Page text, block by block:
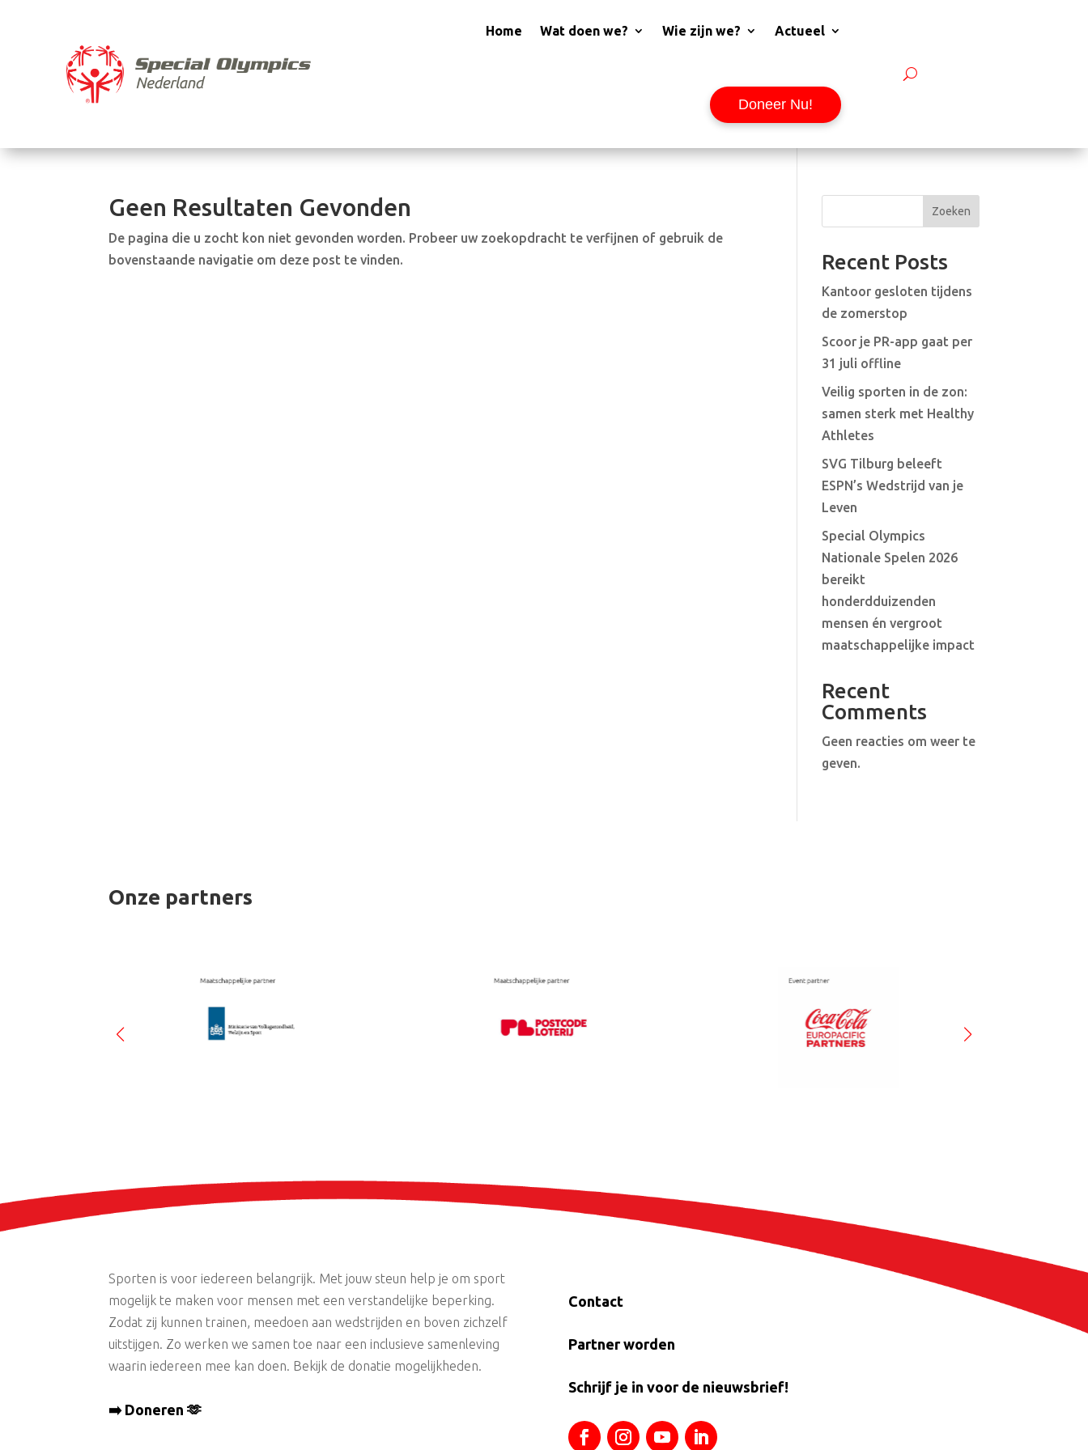
Home Wat doen we? Wie zijn we? Actueel
Doneer Nu!
Geen Resultaten Gevonden
De pagina die u zocht kon niet gevonden worden. Probeer uw zoekopdracht te verfijnen of gebruik de
bovenstaande navigatie om deze post te vinden.
Zoeken
Recent Posts
Kantoor gesloten tijdens
de zomerstop
Scoor je PR-app gaat per
31 juli offline
Veilig sporten in de zon:
samen sterk met Healthy
Athletes
SVG Tilburg beleeft
ESPN’s Wedstrijd van je
Leven
Special Olympics
Nationale Spelen 2026
bereikt
honderdduizenden
mensen én vergroot
maatschappelijke impact
Recent
Comments
Geen reacties om weer te
geven.
Onze partners
Sporten is voor iedereen belangrijk. Met jouw steun help je om sport
mogelijk te maken voor mensen met een verstandelijke beperking.
Zodat zij kunnen trainen, meedoen aan wedstrijden en boven zichzelf
uitstijgen. Zo werken we samen toe naar een inclusieve samenleving
waarin iedereen mee kan doen. Bekijk de donatie mogelijkheden.
➡️ Doneren 🫶
Contact
Partner worden
Schrijf je in voor de nieuwsbrief!